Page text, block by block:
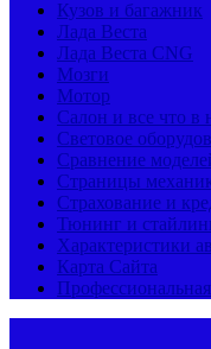
Кузов и багажник
Лада Веста
Лада Веста CNG
Мозги
Мотор
Салон и все что в
Световое
Сравнение
Страницы
Страхование и
Тюнинг и
Характеристики
Карта Сайта